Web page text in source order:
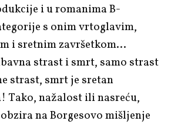
i u romanima B-
s onim vrtoglavim,
i sretnim završetkom…
strast i smrt, samo strast
strast, smrt je sretan
Tako, nažalost ili nasreću,
na Borgesovo mišljenje